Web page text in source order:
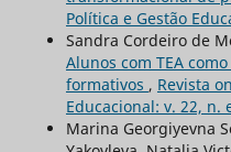
Política e Gestão
Sandra Cordeiro de
Alunos com TEA
formativos , Revista
Educacional: v. 22, n.
Marina Georgiyevna